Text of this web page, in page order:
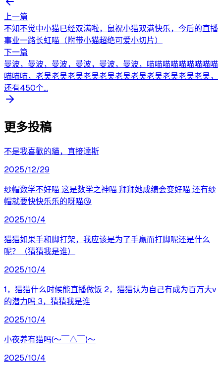
上一篇
不知不觉中小猫已经双满啦，鼠祝小猫双满快乐，今后的直播
事业一路长虹喵（附带小猫超绝可爱小切片）
下一篇
曼波，曼波，曼波，曼波，曼波，曼波，喵喵喵喵喵喵喵喵喵
喵喵喵，老吴老吴老吴老吴老吴老吴老吴老吴老吴老吴老吴，
还有450个...
更多投稿
不是我喜歡的貓，直接達斯
2025/12/29
纱帽数学不好喵 这是数学之神喵 拜拜她成绩会变好喵 还有纱
帽就要快快乐乐的呀喵😘
2025/10/4
猫猫如果手和脚打架，我应该是为了手赢而打脚呢还是什么
呢？（猜猜我是谁）
2025/10/4
1，猫猫什么时候能直播做饭 2，猫猫认为自己有成为百万大v
的潜力吗 3，猜猜我是谁
2025/10/4
小夜养有猫吗(〜￣△￣)〜
2025/10/4